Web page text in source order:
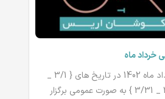
خرداد ماه
دوره های آموزشی خرداد ماه 1402 در تاریخ های { 3/1 _
3/7 _ 3/23 _ 3/29 _ 3/31 } به صورت عمومی برگزار